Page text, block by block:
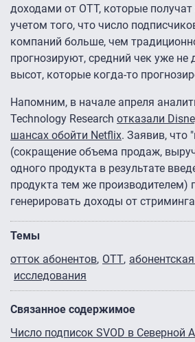
доходами от ОТТ, которые
учетом того, что число
компаний больше, чем
прогнозируют, средний чек уже не
высот, которые когда-то
Напомним, в начале апреля
Technology Research отказали
шансах обойти Netflix. Заявив, что
(сокращение объема продаж,
одного продукта в результате
продукта тем же производителем)
генерировать доходы от
Темы
отток абонентов ОТТ
исследования
Связанное содержимое
Число подписок SVOD в Северной